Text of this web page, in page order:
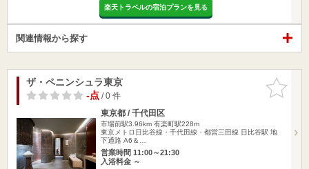
楽天トラベルの宿泊プランを見る
関連情報から探す
お気に入
りに追加
ザ・ペニンシュラ東京
-点/ 0 件
東京都 / 千代田区
市場前駅3.96km 有楽町駅228m
東京メトロ日比谷線・千代田線・都営三田線 日比谷駅 地
下通路 A6＆…
営業時間 11:00～21:30
入浴料金 ～